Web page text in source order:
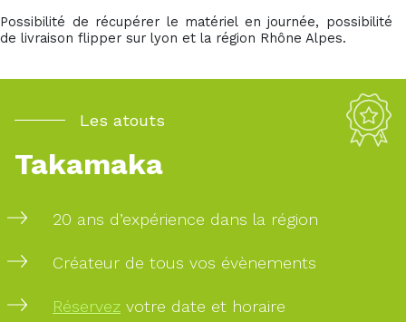
Possibilité de récupérer le matériel en journée, possibilité
de livraison flipper sur lyon et la région Rhône Alpes.
Les atouts
Takamaka
20 ans d’expérience dans la région
Créateur de tous vos évènements
Réservez votre date et horaire